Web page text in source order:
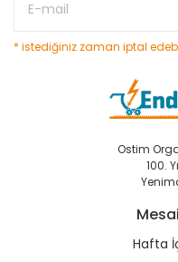
* istediğiniz zaman iptal
Ostim
100.
Hafta